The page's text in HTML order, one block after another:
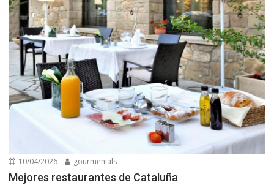
10/04/2026 gourmenials
Mejores restaurantes de Cataluña